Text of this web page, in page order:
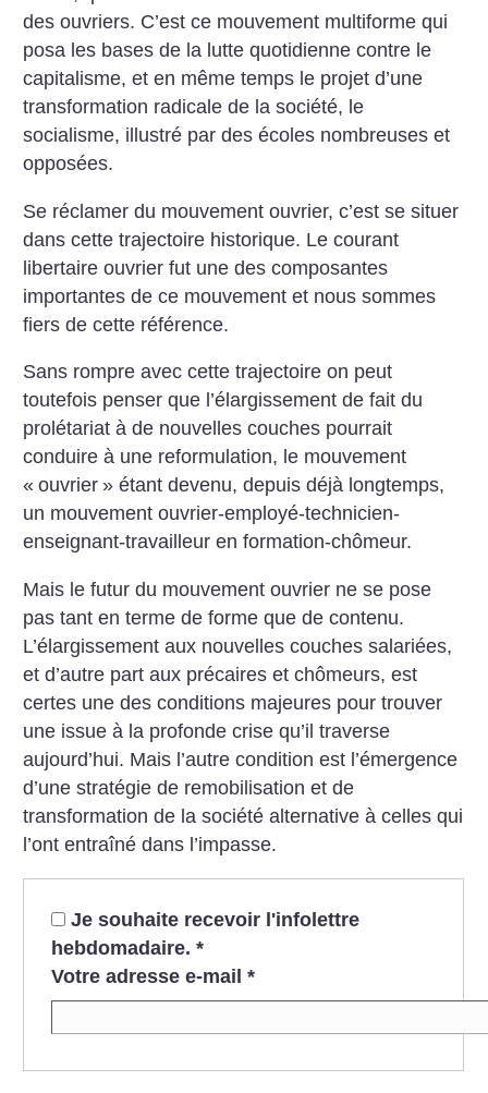
des ouvriers. C’est ce mouvement multiforme qui
posa les bases de la lutte quotidienne contre le
capitalisme, et en même temps le projet d’une
transformation radicale de la société, le
socialisme, illustré par des écoles nombreuses et
opposées.
Se réclamer du mouvement ouvrier, c’est se situer
dans cette trajectoire historique. Le courant
libertaire ouvrier fut une des composantes
importantes de ce mouvement et nous sommes
fiers de cette référence.
Sans rompre avec cette trajectoire on peut
toutefois penser que l’élargissement de fait du
prolétariat à de nouvelles couches pourrait
conduire à une reformulation, le mouvement
« ouvrier » étant devenu, depuis déjà longtemps,
un mouvement ouvrier-employé-technicien-
enseignant-travailleur en formation-chômeur.
Mais le futur du mouvement ouvrier ne se pose
pas tant en terme de forme que de contenu.
L’élargissement aux nouvelles couches salariées,
et d’autre part aux précaires et chômeurs, est
certes une des conditions majeures pour trouver
une issue à la profonde crise qu’il traverse
aujourd’hui. Mais l’autre condition est l’émergence
d’une stratégie de remobilisation et de
transformation de la société alternative à celles qui
l’ont entraîné dans l’impasse.
Je souhaite recevoir l'infolettre
hebdomadaire. *
Votre adresse e-mail *